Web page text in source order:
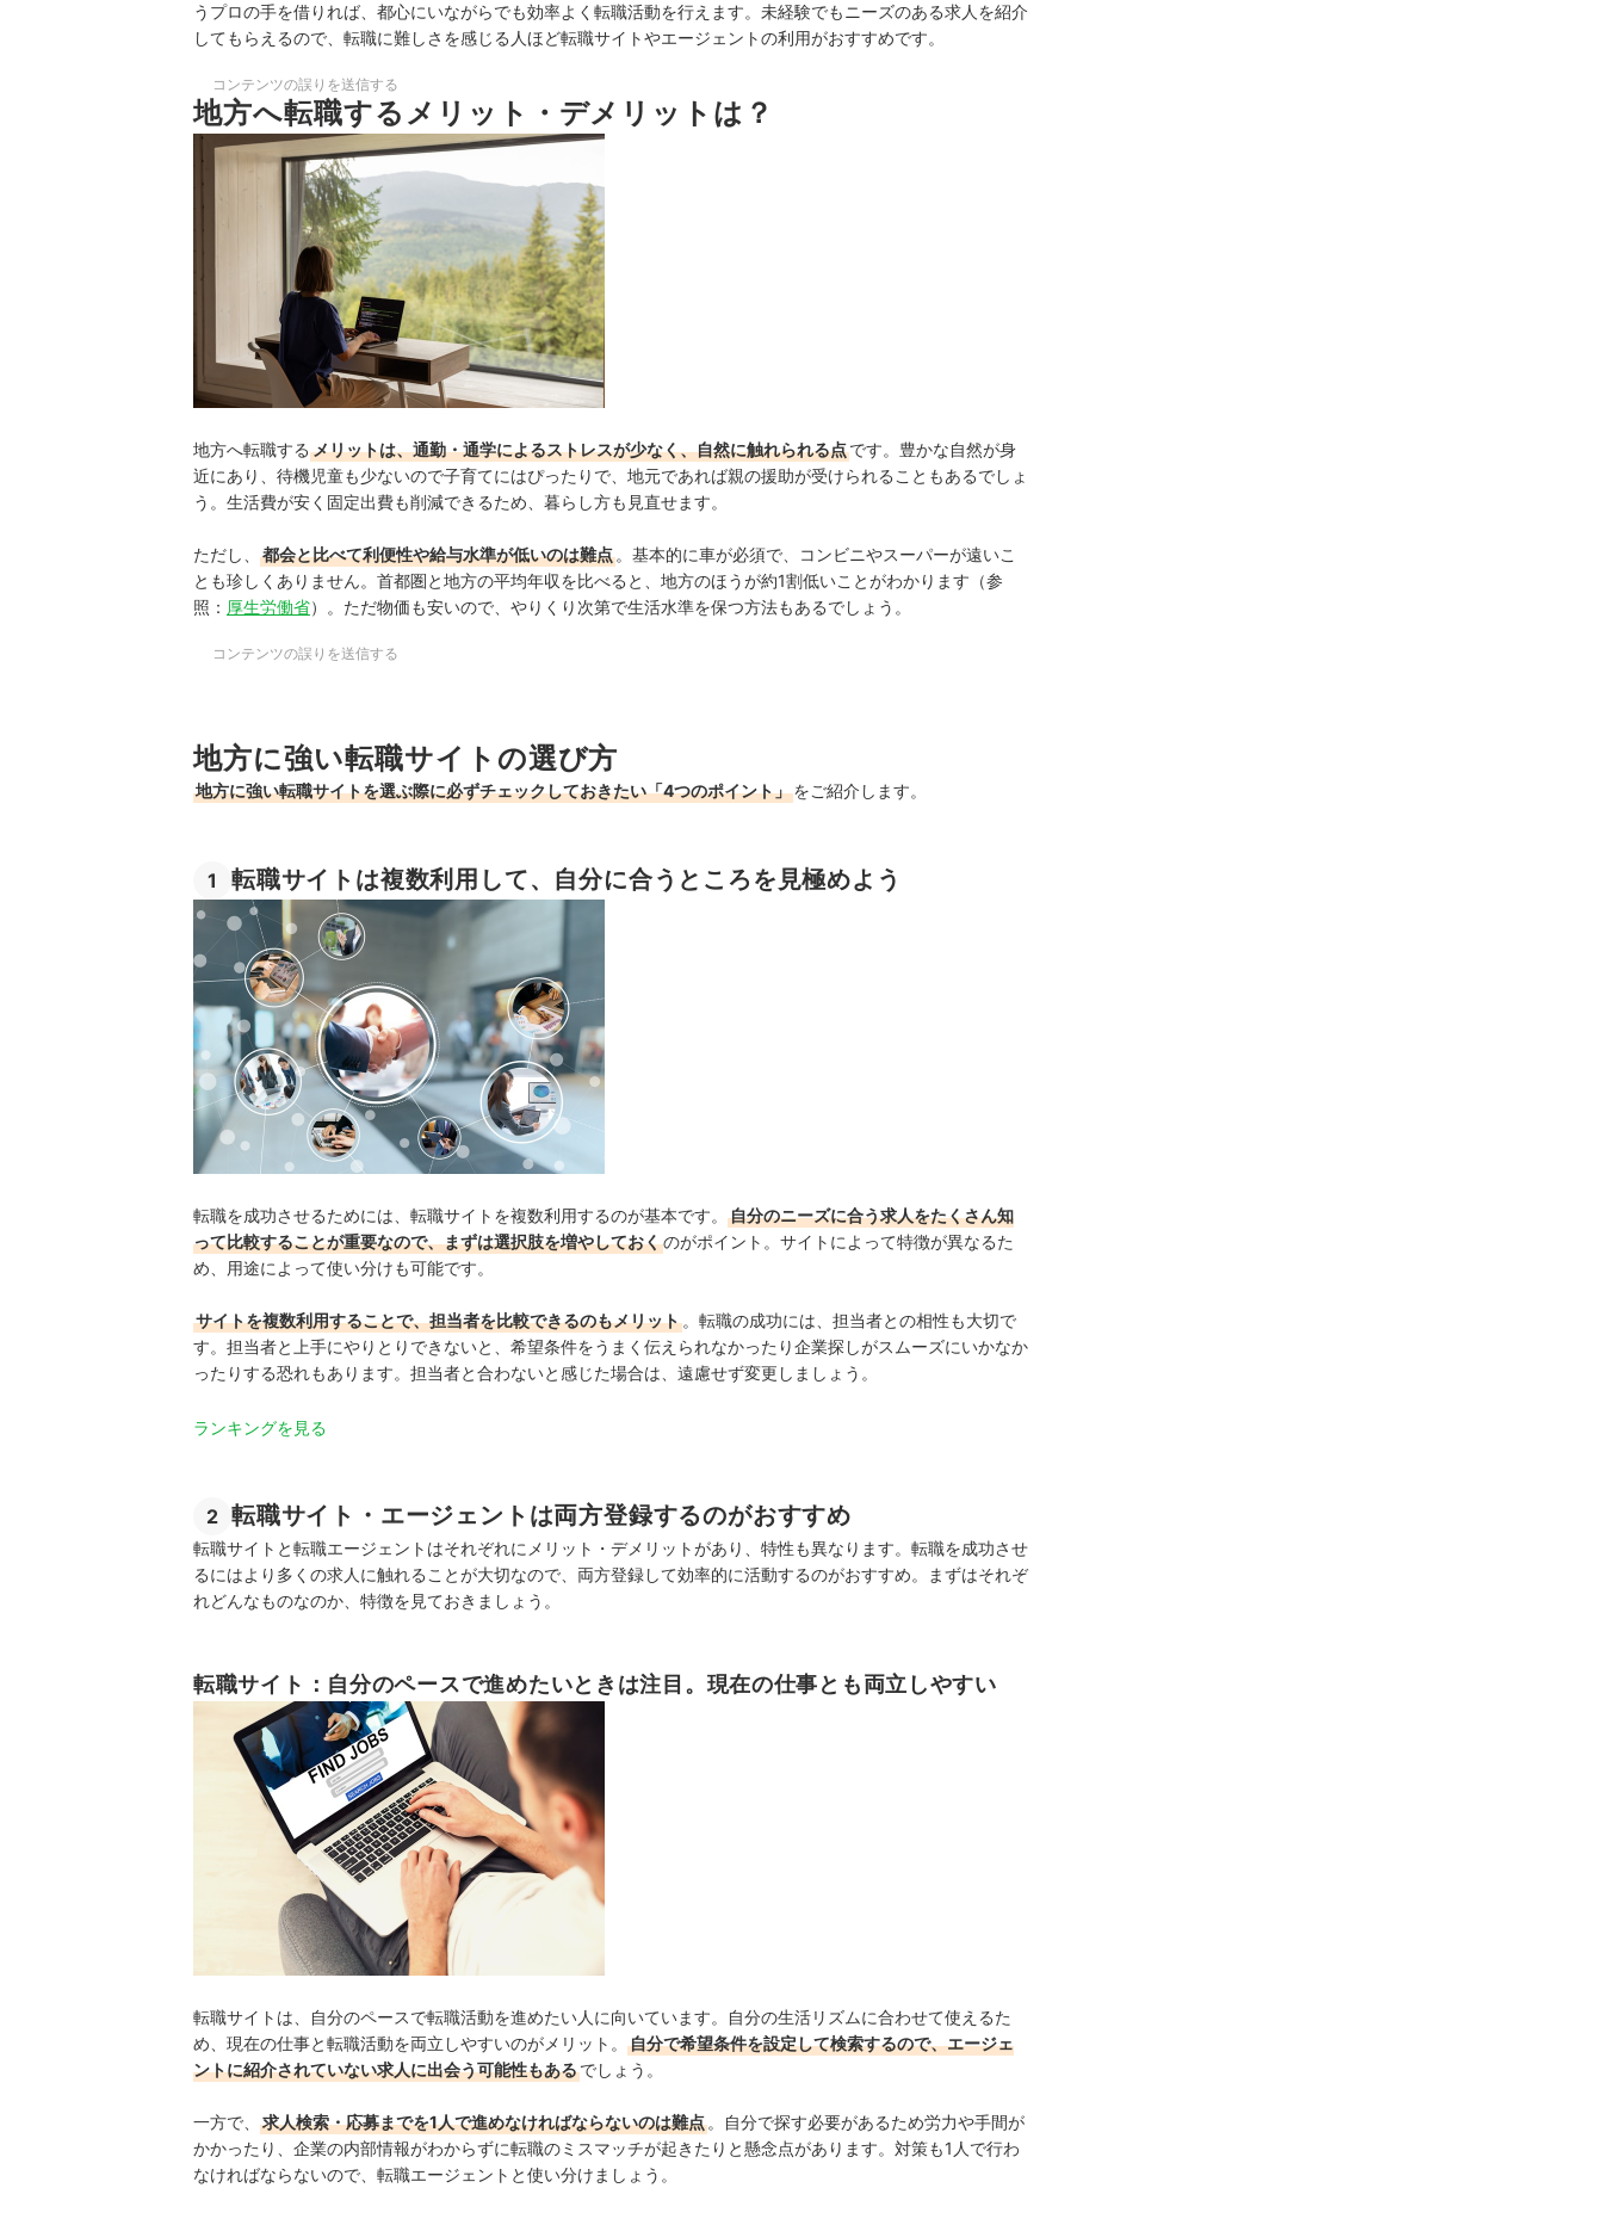
うプロの手を借りれば、都心にいながらでも効率よく転職活動を行えます。未経験でもニーズのある求人を紹介
してもらえるので、転職に難しさを感じる人ほど転職サイトやエージェントの利用がおすすめです。
コンテンツの誤りを送信する
地方へ転職するメリット・デメリットは？
地方へ転職する メリットは、通勤・通学によるストレスが少なく、自然に触れられる点です。豊かな自然が身
近にあり、待機児童も少ないので子育てにはぴったりで、地元であれば親の援助が受けられることもあるでしょ
う。生活費が安く固定出費も削減できるため、暮らし方も見直せます。
ただし、 都会と比べて利便性や給与水準が低いのは難点 。基本的に車が必須で、コンビニやスーパーが遠いこ
とも珍しくありません。首都圏と地方の平均年収を比べると、地方のほうが約1割低いことがわかります（参
照： 厚生労働省）。ただ物価も安いので、やりくり次第で生活水準を保つ方法もあるでしょう。
コンテンツの誤りを送信する
地方に強い転職サイトの選び方
地方に強い転職サイトを選ぶ際に必ずチェックしておきたい「4つのポイント」をご紹介します。
1 転職サイトは複数利用して、自分に合うところを見極めよう
転職を成功させるためには、転職サイトを複数利用するのが基本です。
自分のニーズに合う求人をたくさん知
って比較することが重要なので、まずは選択肢を増やしておくのがポイント。サイトによって特徴が異なるた
め、
用途によって使い分けも可能です。
サイトを複数利用することで、担当者を比較できるのもメリット 。転職の成功には、担当者との相性も大切で
す。担当者と上手にやりとりできないと、希望条件をうまく伝えられなかったり企業探しがスムーズにいかなか
ったりする恐れもあります。担当者と合わないと感じた場合は、遠慮せず変更しましょう。
ランキングを見る
2 転職サイト・エージェントは両方登録するのがおすすめ
転職サイトと転職エージェントはそれぞれにメリット・デメリットがあり、特性も異なります。転職を成功させ
るにはより多くの求人に触れることが大切なので、両方登録して効率的に活動するのがおすすめ。まずはそれぞ
れどんなものなのか、特徴を見ておきましょう。
転職サイト：自分のペースで進めたいときは注目。現在の仕事とも両立しやすい
転職サイトは、自分のペースで転職活動を進めたい人に向いています。自分の生活リズムに合わせて使えるた
め、現在の仕事と転職活動を両立しやすいのがメリット。
自分で希望条件を設定して検索するので、エージェ
ントに紹介されていない求人に出会う可能性もあるでしょう。
一方で、 求人検索・応募までを1人で進めなければならないのは難点 。自分で探す必要があるため労力や手間が
かかったり、企業の内部情報がわからずに転職のミスマッチが起きたりと懸念点があります。対策も1人で行わ
なければならないので、転職エージェントと使い分けましょう。